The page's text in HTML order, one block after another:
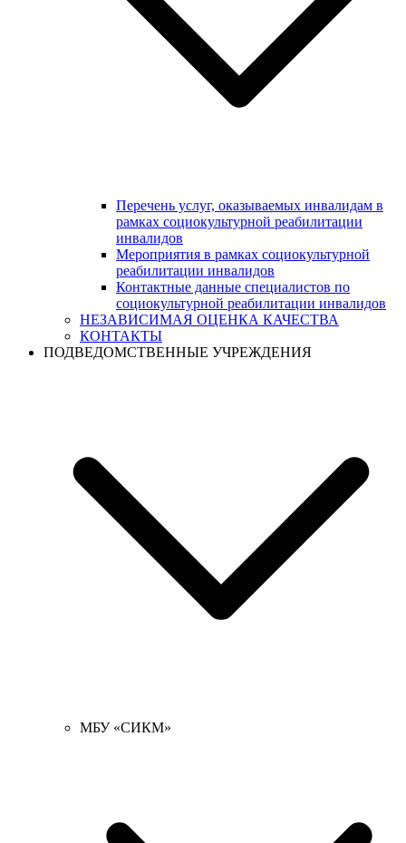
Перечень услуг, оказываемых инвалидам в
рамках социокультурной реабилитации
инвалидов
Мероприятия в рамках социокультурной
реабилитации инвалидов
Контактные данные специалистов по
социокультурной реабилитации инвалидов
НЕЗАВИСИМАЯ ОЦЕНКА КАЧЕСТВА
КОНТАКТЫ
ПОДВЕДОМСТВЕННЫЕ УЧРЕЖДЕНИЯ
МБУ «СИКМ»